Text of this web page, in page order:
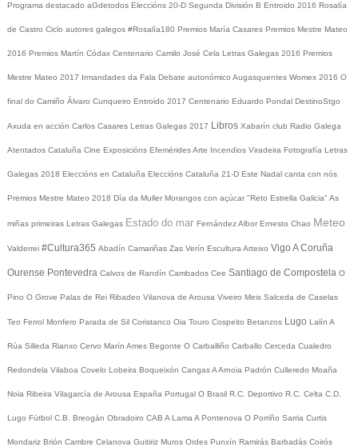
Programa destacado aGdetodos Eleccións 20-D Segunda División B Entroido 2016 Rosalía
de Castro Ciclo autores galegos #Rosalía180 Premios María Casares Premios Mestre Mateo
2016 Premios Martín Códax Centenario Camilo José Cela Letras Galegas 2016 Premios
Mestre Mateo 2017 Irmandades da Fala Debate autonómico Augasquentes Womex 2016 O
final do Camiño Álvaro Cunqueiro Entroido 2017 Centenario Eduardo Pondal DestinoStgo
Axuda en acción Carlos Casares Letras Galegas 2017 Libros Xabarín club Radio Galega
Atentados Cataluña Cine Exposicións EfeméridesArte Incendios Viradeira Fotografía Letras
Galegas 2018 Eleccións en Cataluña Eleccións Cataluña 21-D Este Nadal canta con nós
Premios Mestre Mateo 2018 Día da Muller Morangos con açúcar "Reto Estrella Galicia" As
miñas primeiras Letras Galegas Estado do mar Fernández Albor Ernesto Chao Meteo
Valderrei #Cultura365 Abadín Camariñas Zas Verín Escultura Arteixo Vigo A Coruña
Ourense Pontevedra Calvos de Randín Cambados Cee Santiago de Compostela O
Pino O Grove Palas de Rei Ribadeo Vilanova de Arousa Viveiro Meis Salceda de Caselas
Teo Ferrol Monfero Parada de Sil Coristanco Oia Touro Cospeito Betanzos Lugo Lalín A
Rúa Silleda Rianxo Cervo Marín Ames Begonte O Carballiño Carballo Cerceda Cualedro
Redondela Vilaboa Covelo Lobeira Boqueixón CangasA Arnoia Padrón Culleredo Moaña
Noia Ribeira Vilagarcía de Arousa España Portugal O Brasil R.C. Deportivo R.C. Celta C.D.
Lugo Fútbol C.B. Breogán Obradoiro CAB A Lama A Pontenova O Porriño Sarria Curtis
Mondariz Brión Cambre Celanova Guitiriz Muros Ordes Punxín Ramirás Barbadás Coirós